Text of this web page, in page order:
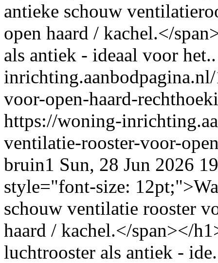
antieke schouw
open haard / kachel.</
als antiek - ideaal voor het..
voor-open-haard-
https://woning-
ventilatie-rooster-voor-
bruin1 Sun, 28 Jun 2026
style="font-size:
schouw ventilatie rooster
haard / kachel.</span></
luchtrooster als antiek -